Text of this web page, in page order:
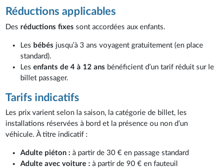
Réductions applicables
Des réductions fixes sont accordées aux enfants.
Les bébés jusqu’à 3 ans voyagent gratuitement (en place
standard).
Lesenfants de4 à 12 ans bénéficient d’un tarif réduit sur le
billet passager.
Tarifs indicatifs
Les prix varient selon la saison, la catégorie de billet, les
installations réservées à bord et la présence ou non d’un
véhicule. À titre indicatif :
Adulte piéton : à partir de 30 € en passage standard
Adulte avec voiture : à partir de 90 € en fauteuil